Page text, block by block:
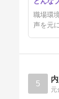
職場環
声を元
5